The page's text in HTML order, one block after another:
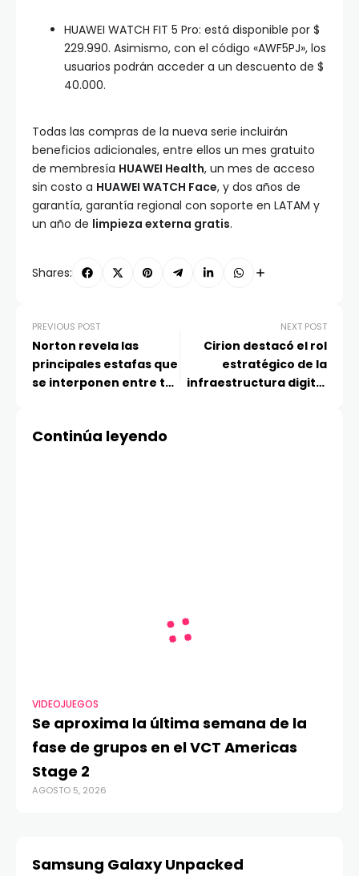
HUAWEI WATCH FIT 5 Pro: está disponible por $
229.990. Asimismo, con el código «AWF5PJ», los
usuarios podrán acceder a un descuento de $
40.000.
Todas las compras de la nueva serie incluirán
beneficios adicionales, entre ellos un mes gratuito
de membresía HUAWEI Health, un mes de acceso
sin costo a HUAWEI WATCH Face, y dos años de
garantía, garantía regional con soporte en LATAM y
un año de limpieza externa gratis.
Shares:
PREVIOUS POST
Norton revela las
principales estafas que
se interponen entre tú
NEXT POST
Cirion destacó el rol
estratégico de la
infraestructura digital
Continúa leyendo
VIDEOJUEGOS
Se aproxima la última semana de la
fase de grupos en el VCT Americas
Stage 2
AGOSTO 5, 2026
Samsung Galaxy Unpacked